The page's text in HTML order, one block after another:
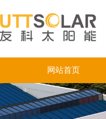
网站首页